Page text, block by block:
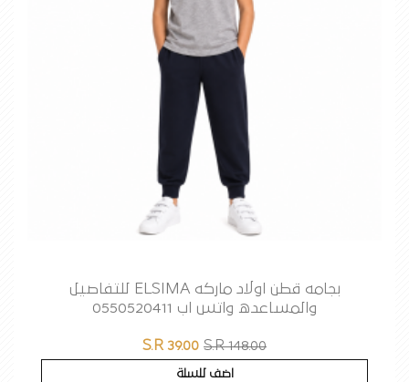
بجامه قطن اولاد ماركه ELSIMA للتفاصيل
والمساعده واتس اب 0550520411
S.R 39.00 S.R 148.00
اضف للسلة